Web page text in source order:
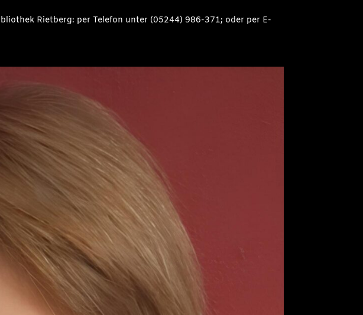
Rietberg: per Telefon unter (05244) 986-371; oder per E-